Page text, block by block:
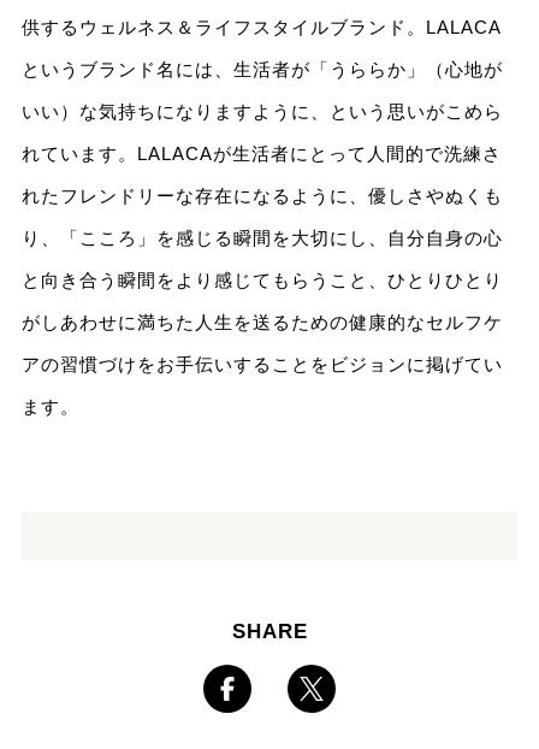
供するウェルネス＆ライフスタイルブランド。LALACA
というブランド名には、生活者が「うららか」（心地が
いい）な気持ちになりますように、という思いがこめら
れています。LALACAが生活者にとって人間的で洗練さ
れたフレンドリーな存在になるように、優しさやぬくも
り、「こころ」を感じる瞬間を大切にし、自分自身の心
と向き合う瞬間をより感じてもらうこと、ひとりひとり
がしあわせに満ちた人生を送るための健康的なセルフケ
アの習慣づけをお手伝いすることをビジョンに掲げてい
ます。
SHARE